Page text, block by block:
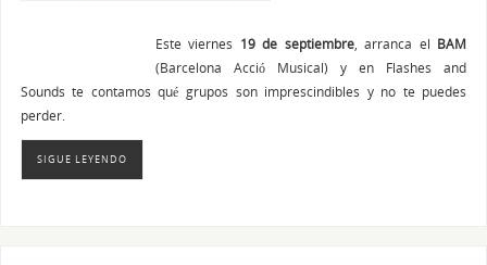
Este viernes 19 de septiembre, arranca el BAM
(Barcelona Acció Musical) y en Flashes and
Sounds te contamos qué grupos son imprescindibles y no te puedes
perder.
SIGUE LEYENDO